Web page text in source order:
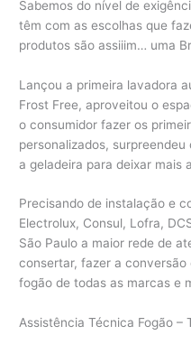
Sabemos do nível de
têm com as escolhas que
produtos são assiiim… uma
Lançou a primeira lavadora
Frost Free, aproveitou o
o consumidor fazer os
personalizados,
a geladeira para deixar mais
Precisando de instalação e
Electrolux, Consul, Lofra,
São Paulo a maior rede de
consertar, fazer a
fogão de todas as marcas e
Assistência Técnica Fogão –